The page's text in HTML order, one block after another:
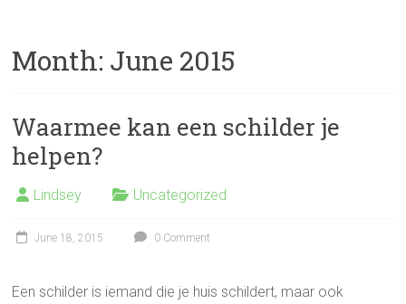
Month: June 2015
Waarmee kan een schilder je
helpen?
Lindsey Uncategorized
June 18, 2015 0 Comment
Een schilder is iemand die je huis schildert, maar ook